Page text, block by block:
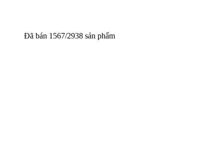
Đã bán 1567/2938 sản phẩm